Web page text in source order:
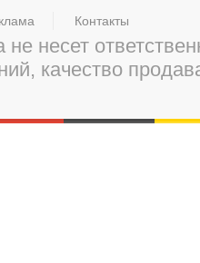
Контакты
несет
качество